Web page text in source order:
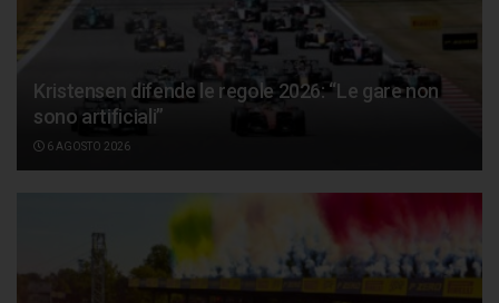
Kristensen difende le regole 2026: “Le gare non
sono artificiali”
6 AGOSTO 2026